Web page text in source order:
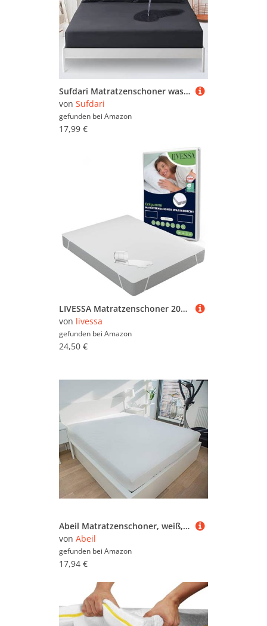
Sufdari Matratzenschoner wasserdicht 120x200cm spannbettlaken, Atmungsaktive Matratzenauflage, Inkontinenzauflage, Wasserdichter Matratzenbezug-Schutz Nässeschutz Spannbetttuch -Anthrazit Grau
von Sufdari
gefunden bei Amazon
17,99 €
LIVESSA Matratzenschoner 200x220 - Matratzen-Schutzhülen, wasserdichte Matratzenauflage, Mit Elastisch Eckbändern, Oeko-TEX Zertifiziert, matratzenschoner 90 x 200
von livessa
gefunden bei Amazon
24,50 €
Abeil Matratzenschoner, weiß, 140 x 190 cm
von Abeil
gefunden bei Amazon
17,94 €